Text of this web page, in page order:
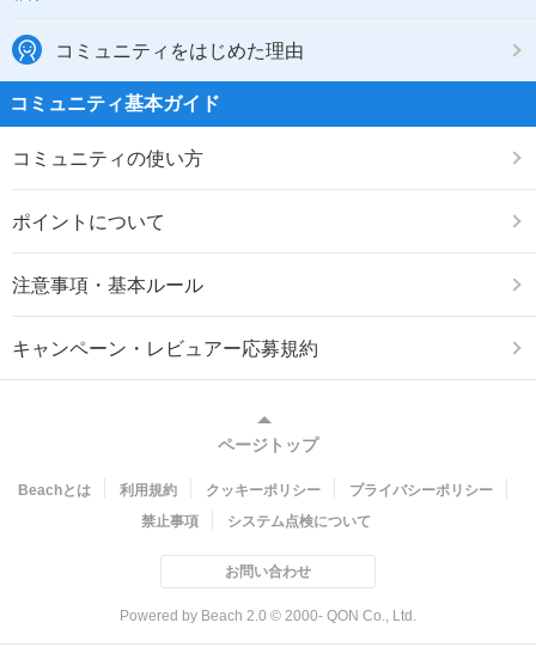
コミュニティをはじめた理由
コミュニティ基本ガイド
コミュニティの使い方
ポイントについて
注意事項・基本ルール
キャンペーン・レビュアー応募規約
ページトップ
Beachとは 利用規約 クッキーポリシー
プライバシーポリシー
禁止事項
システム点検について
お問い合わせ
Powered by Beach 2.0 © 2000- QON Co., Ltd.